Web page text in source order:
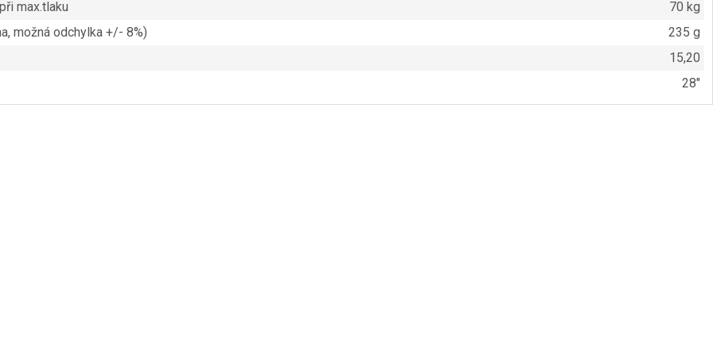
max.tlaku
70 kg
možná odchylka +/- 8%)
235 g
15,20
28″